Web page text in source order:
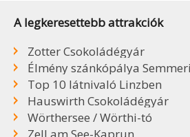
A legkeresettebb attrakciók
Zotter Csokoládégyár
Élmény szánkópálya
Top 10 látnivaló Linzben
Hauswirth Csokoládégyár
Wörthersee / Wörthi-tó